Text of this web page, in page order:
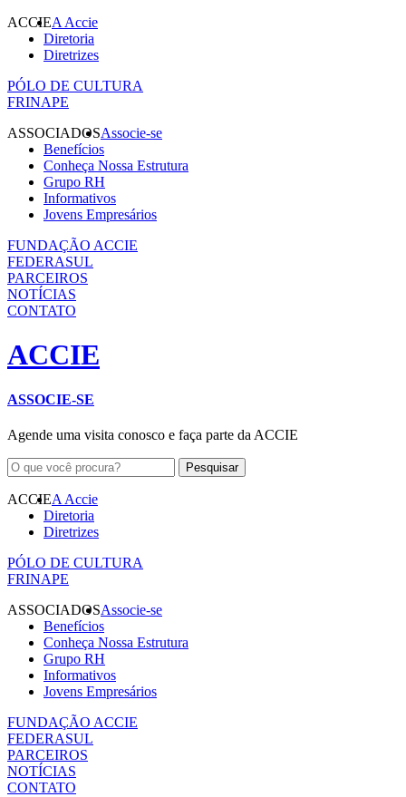
ACCIEA Accie
Diretoria
Diretrizes
PÓLO DE CULTURA
FRINAPE
ASSOCIADOSAssocie-se
Benefícios
Conheça Nossa Estrutura
Grupo RH
Informativos
Jovens Empresários
FUNDAÇÃO ACCIE
FEDERASUL
PARCEIROS
NOTÍCIAS
CONTATO
ACCIE
ASSOCIE-SE
Agende uma visita conosco e faça parte da ACCIE
ACCIEA Accie
Diretoria
Diretrizes
PÓLO DE CULTURA
FRINAPE
ASSOCIADOSAssocie-se
Benefícios
Conheça Nossa Estrutura
Grupo RH
Informativos
Jovens Empresários
FUNDAÇÃO ACCIE
FEDERASUL
PARCEIROS
NOTÍCIAS
CONTATO